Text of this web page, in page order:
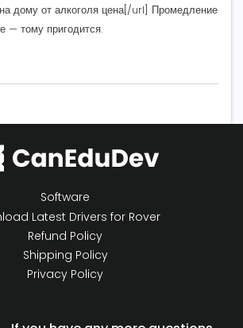
дому от алкоголя цена[/url] Промедление
— тому пригодится.
Software
Latest Drivers for Rover
Refund Policy
Shipping Policy
Privacy Policy